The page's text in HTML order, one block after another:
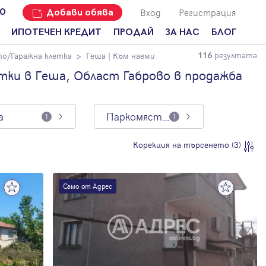
Добави обява Вход Регистрация
ИПОТЕЧЕН КРЕДИТ ПРОДАЙ
Добави
имот с
Адрес?
ЗА НАС
Наши офиси
Кариери
Кои сме ние?
Мениджмънт
Address Run
Франчайз
задавани
въпроси
БЛОГ
За продавачи
За купувачи
Ипотечно
наемодатели
наематели
Анализ на
пазара
Новини
Гаражна клетка Геша | Към наеми 116 резултата
в Геша, Област Габрово в продажба
1 Паркомясто/Гаражна клетка 1
Корекция на търсенето (3)
Само от Адрес